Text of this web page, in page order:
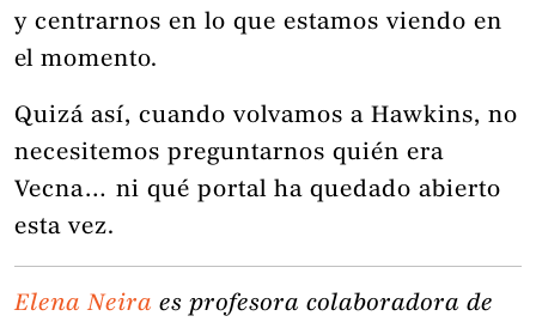
y centrarnos en lo que estamos viendo en
el momento.
Quizá así, cuando volvamos a Hawkins, no
necesitemos preguntarnos quién era
Vecna… ni qué portal ha quedado abierto
esta vez.
Elena Neira es profesora colaboradora de